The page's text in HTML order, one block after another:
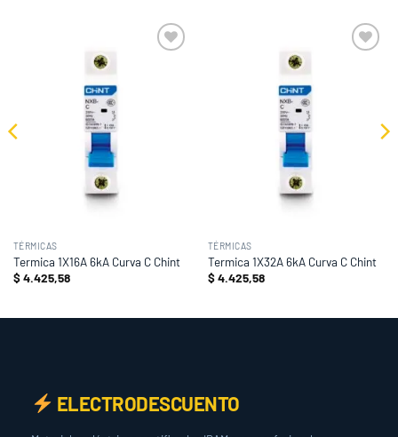
TÉRMICAS
Termica 1X16A 6kA Curva C Chint
$4.425,58
TÉRMICAS
Termica 1X32A 6kA Curva C Chint
$4.425,58
ELECTRODESCUENTO